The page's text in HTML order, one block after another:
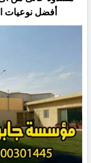
‏أفضل نوعيات